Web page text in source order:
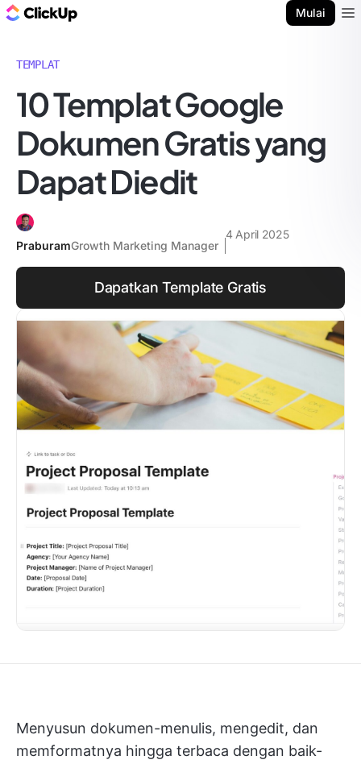
Mulai
TEMPLAT
10 Templat Google
Dokumen Gratis yang
Dapat Diedit
PraburamGrowth Marketing Manager
4 April 2025
Dapatkan Template Gratis
Menyusun dokumen-menulis, mengedit, dan
memformatnya hingga terbaca dengan baik-